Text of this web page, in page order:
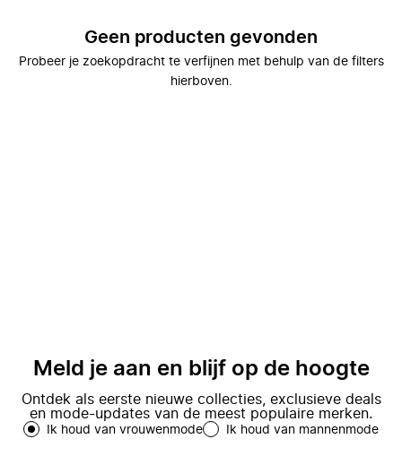
Geen producten gevonden
Probeer je zoekopdracht te verfijnen met behulp van de filters
hierboven.
Meld je aan en blijf op de hoogte
Ontdek als eerste nieuwe collecties, exclusieve deals
en mode-updates van de meest populaire merken.
Ik houd van vrouwenmode Ik houd van mannenmode